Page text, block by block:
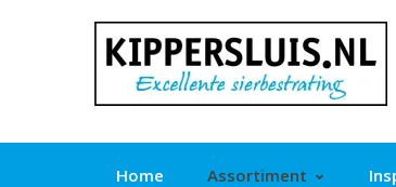
Home Assortiment